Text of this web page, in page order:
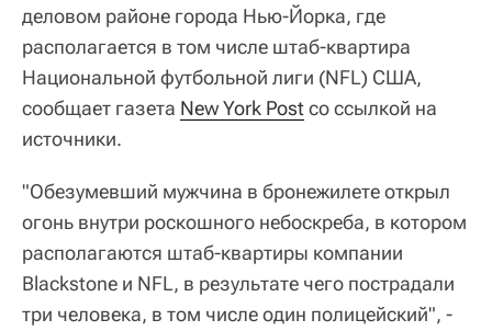
деловом районе города Нью-Йорка, где
располагается в том числе штаб-квартира
Национальной футбольной лиги (NFL) США,
сообщает газета New York Postсо ссылкой на
источники.
"Обезумевший мужчина в бронежилете открыл
огонь внутри роскошного небоскреба, в котором
располагаются штаб-квартиры компании
Blackstone и NFL, в результате чего пострадали
три человека, в том числе один полицейский", -